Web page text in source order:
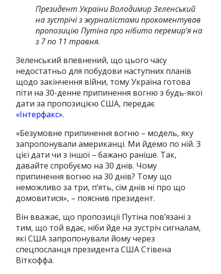
Президент України Володимир Зеленський
на зустрічі з журналістами прокоментував
пропозицію Путіна про нібито перемир’я на
з 7 по 11 травня.
Зеленський впевнений, що цього часу
недостатньо для побудови наступних планів
щодо закінчення війни, тому Україна готова
піти на 30-денне припинення вогню з будь-якої
дати за пропозицією США, передає
«Інтерфакс».
«Безумовне припинення вогню – модель, яку
запропонували американці. Ми йдемо по ній. З
цієї дати чи з іншої – бажано раніше. Так,
давайте спробуємо на 30 днів. Чому
припинення вогню на 30 днів? Тому що
неможливо за три, п’ять, сім днів ні про що
домовитися», – пояснив президент.
Він вважає, що пропозиції Путіна пов’язані з
тим, що той вдає, ніби йде на зустріч сигналам,
які США запропонували йому через
спецпосланця президента США Стівена
Віткоффа.